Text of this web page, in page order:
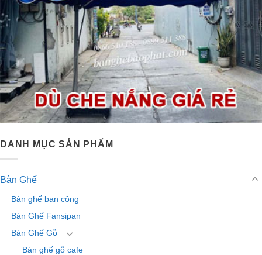
DANH MỤC SẢN PHẨM
Bàn Ghế
Bàn ghế ban công
Bàn Ghế Fansipan
Bàn Ghế Gỗ
Bàn ghế gỗ cafe